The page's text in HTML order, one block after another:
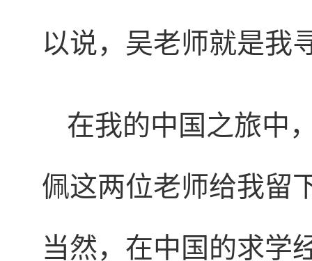
以说，吴老师就是我
在我的中国之旅中
佩这两位老师给我留
当然，在中国的求学